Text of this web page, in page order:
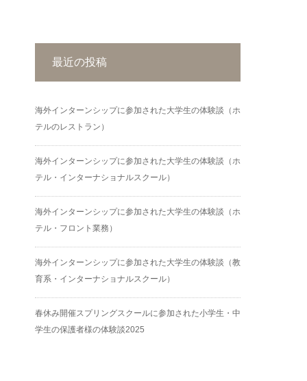
最近の投稿
海外インターンシップに参加された大学生の体験談（ホ
テルのレストラン）
海外インターンシップに参加された大学生の体験談（ホ
テル・インターナショナルスクール）
海外インターンシップに参加された大学生の体験談（ホ
テル・フロント業務）
海外インターンシップに参加された大学生の体験談（教
育系・インターナショナルスクール）
春休み開催スプリングスクールに参加された小学生・中
学生の保護者様の体験談2025